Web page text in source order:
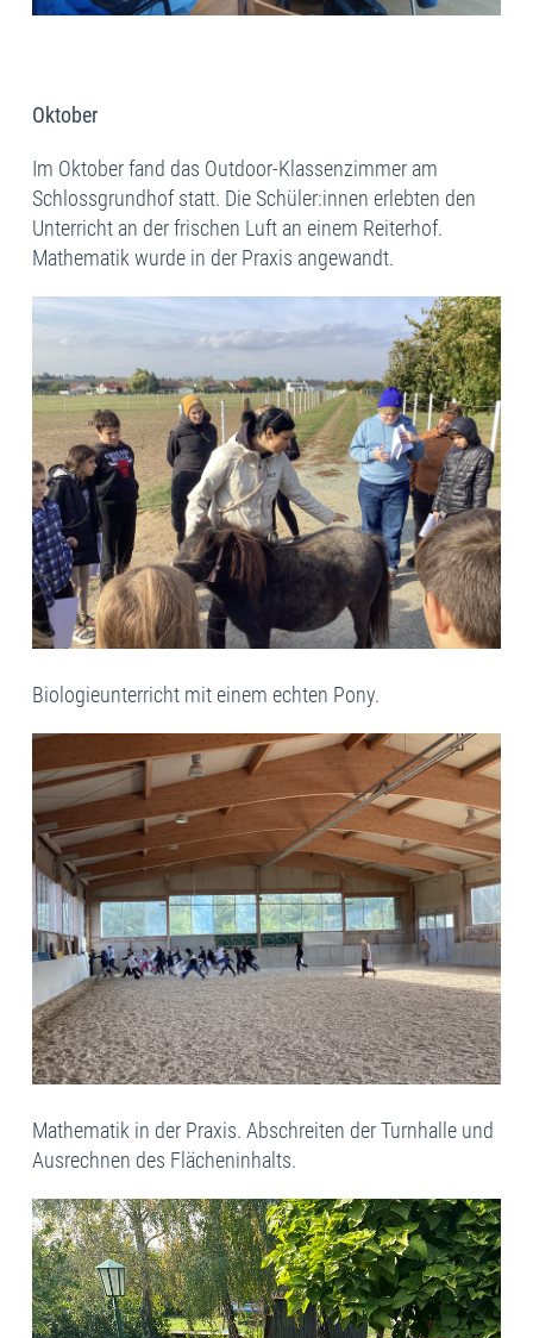
Oktober
Im Oktober fand das Outdoor-Klassenzimmer am
Schlossgrundhof statt. Die Schüler:innen erlebten den
Unterricht an der frischen Luft an einem Reiterhof.
Mathematik wurde in der Praxis angewandt.
Biologieunterricht mit einem echten Pony.
Mathematik in der Praxis. Abschreiten der Turnhalle und
Ausrechnen des Flächeninhalts.